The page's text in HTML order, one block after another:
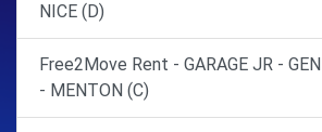
NICE (D)
Free2Move Rent - GARAGE JR -
- MENTON (C)